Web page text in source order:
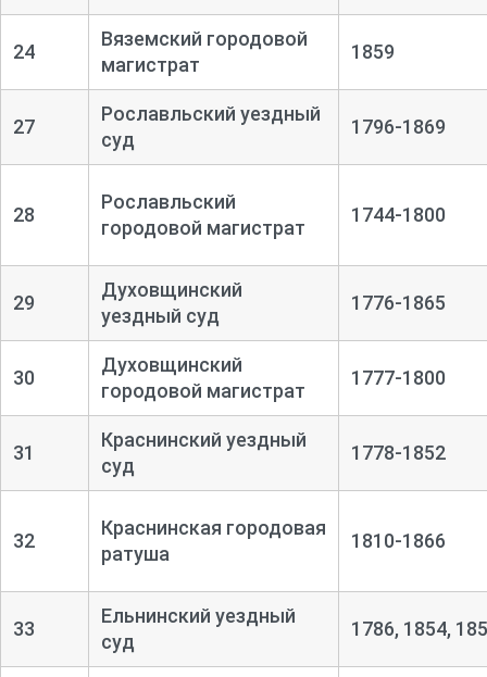
24
Вяземский городовой
магистрат
1859
27
Рославльский уездный
суд
1796-1869
28
Рославльский
городовой магистрат
1744-1800
29
Духовщинский
уездный суд
1776-1865
30
Духовщинский
городовой магистрат
1777-1800
31
Краснинский уездный
суд
1778-1852
32
Краснинская городовая
ратуша
1810-1866
33
Ельнинский уездный
суд
1786, 1854,